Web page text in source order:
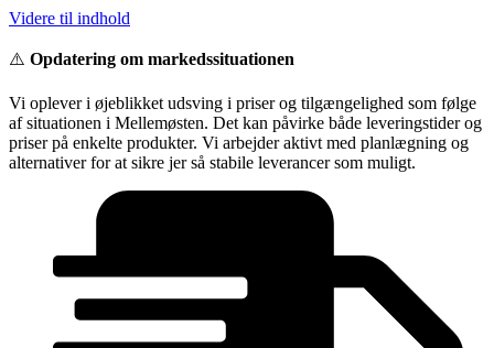
Videre til indhold
⚠️ Opdatering om markedssituationen
Vi oplever i øjeblikket udsving i priser og tilgængelighed som følge
af situationen i Mellemøsten. Det kan påvirke både leveringstider og
priser på enkelte produkter. Vi arbejder aktivt med planlægning og
alternativer for at sikre jer så stabile leverancer som muligt.